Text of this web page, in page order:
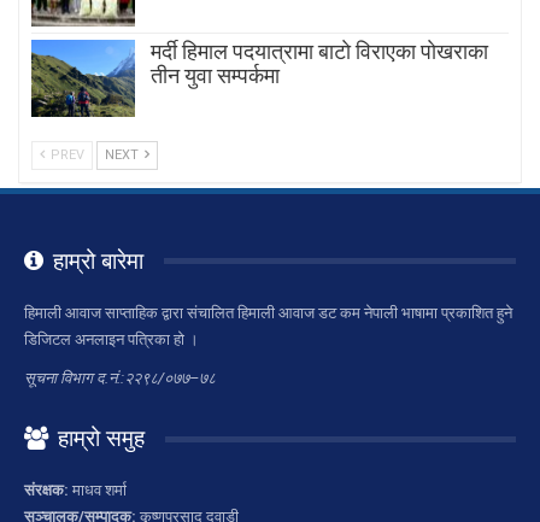
मर्दी हिमाल पदयात्रामा बाटाे विराएका पाेखराका
तीन युवा सम्पर्कमा
PREV NEXT
हाम्रो बारेमा
हिमाली आवाज साप्ताहिक द्वारा संचालित हिमाली आवाज डट कम नेपाली भाषामा प्रकाशित हुने
डिजिटल अनलाइन पत्रिका हो ।
सूचना विभाग द.नं.:२२९८/०७७–७८
हाम्रो समुह
संरक्षक: माधव शर्मा
सञ्चालक/सम्पादक: कृष्णप्रसाद दवाडी